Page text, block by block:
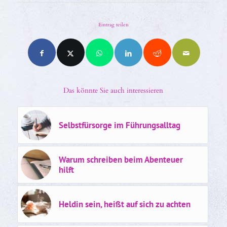
Eintrag teilen
Das könnte Sie auch interessieren
Selbstfürsorge im Führungsalltag
Warum schreiben beim Abenteuer
hilft
Heldin sein, heißt auf sich zu achten